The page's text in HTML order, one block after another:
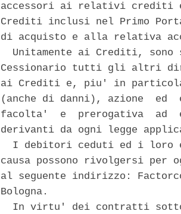
accessori ai relativi
Crediti inclusi nel Primo
di acquisto e alla relativa
Unitamente ai Crediti, sono
Cessionario tutti gli altri
ai Crediti e, piu' in
(anche di danni), azione  ed
facolta'  e  prerogativa  ad
derivanti da ogni legge
I debitori ceduti ed i loro
causa possono rivolgersi per
al seguente indirizzo:
Bologna.
In virtu' dei contratti